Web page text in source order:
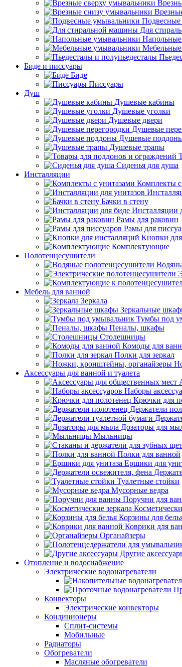
Для
Биде и писсуары
Биде
Писсуары
Душ
Душевые кабины
Душевые уголки
Душевые двери
Душевые
Душевые
Душевые трапы
Сиденья для душа
Инсталляции
Комплекты
Бачки в стену
Инсталляции
Рамы для раковин
Рамы для
Кнопки
Комплектующие
Полотенцесушители
Мебель для ванной
Зеркала
Зеркальные
Тумбы под
Пеналы, шкафы
Столешницы
Комоды для
Полки для зеркал
Аксессуары для ванной и туалета
Наборы
Крючки для
Держатели
Дозаторы для
Мыльницы
Полки для ванной
Ершики для
Туалетные стойки
Мусорные ведра
Поручни для
Корзины для
Коврики для
Органайзеры
Другие
Отопление и водоснабжение
Электрические водонагреватели
Конвекторы
Электрические конвекторы
Кондиционеры
Сплит-системы
Мобильные
Радиаторы
Обогреватели
Масляные обогреватели